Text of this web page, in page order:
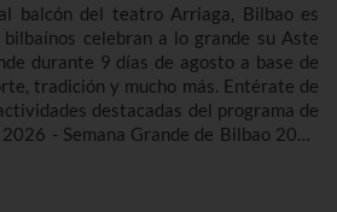
balcón del teatro Arriaga, Bilbao es
celebran a lo grande su Aste
durante 9 días de agosto a base de
tradición y mucho más. Entérate de
destacadas del programa de
- Semana Grande de Bilbao 2026